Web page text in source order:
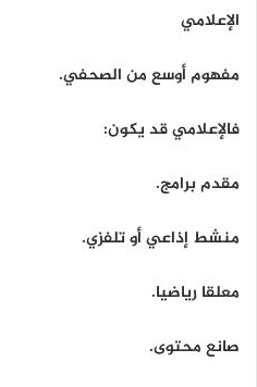
الإعلامي
مفهوم أوسع من الصحفي.
فالإعلامي قد يكون:
مقدم برامج.
منشط إذاعي أو تلفزي.
معلقا رياضيا.
صانع محتوى.